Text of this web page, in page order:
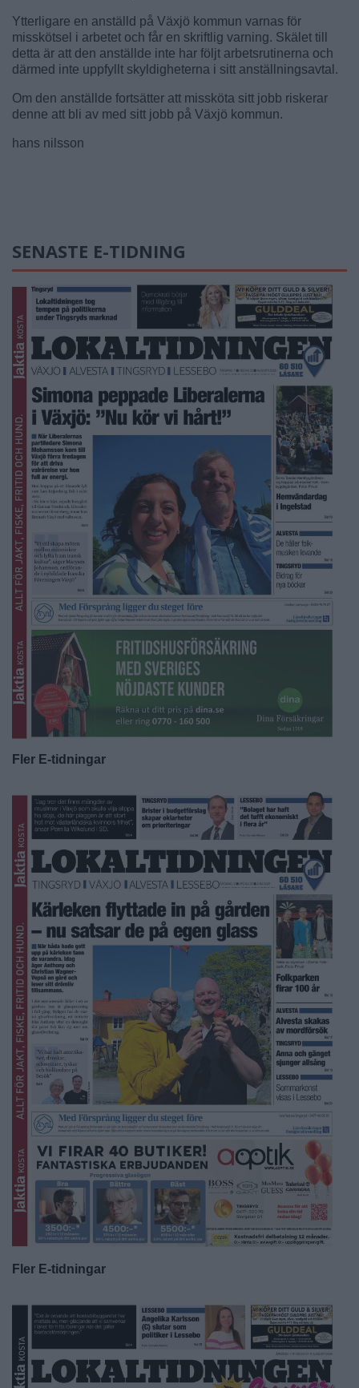
Ytterligare en anställd på Växjö kommun varnas för
misskötsel i arbetet och får en skriftlig varning. Skälet till
detta är att den anställde inte har följt arbetsrutinerna och
därmed inte uppfyllt skyldigheterna i sitt anställningsavtal.
Om den anställde fortsätter att missköta sitt jobb riskerar
denne att bli av med sitt jobb på Växjö kommun.
hans nilsson
SENASTE E-TIDNING
Fler E-tidningar
Fler E-tidningar